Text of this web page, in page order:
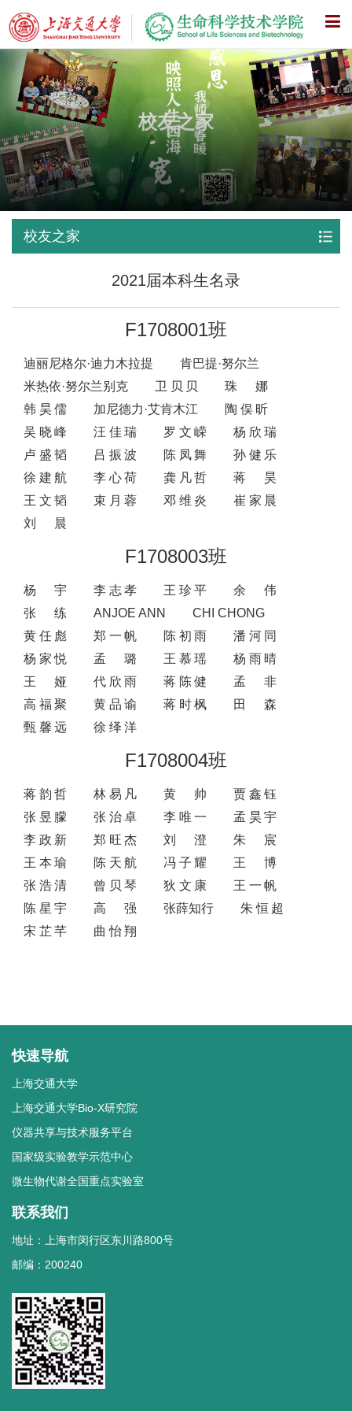
X
校友之家
校友之家
2021届本科生名录
F1708001班
迪丽尼格尔·迪力木拉提
肯巴提·努尔兰
米热依·努尔兰别克
卫贝贝
珠娜
韩昊儒
加尼德力·艾肯木江
陶俣昕
吴晓峰
汪佳瑞 罗文嵘
杨欣瑞
卢盛韬
吕振波 陈凤舞
孙健乐
徐建航
李心荷 龚凡哲
蒋昊
王文韬
束月蓉 邓维炎
崔家晨
刘晨
F1708003班
杨宇 李志孝 王珍平
余伟
张练
ANJOE ANN
CHI CHONG
黄任彪
郑一帆 陈初雨
潘河同
杨家悦
孟璐 王慕瑶
杨雨晴
王娅
代欣雨 蒋陈健
孟非
高福聚
黄品谕 蒋时枫
田森
甄馨远
徐绎洋
F1708004班
蒋韵哲 林易凡 黄帅
贾鑫钰
张昱朦
张治卓 李唯一
孟昊宇
李政新
郑旺杰 刘澄
朱宸
王本瑜
陈天航 冯子耀
王博
张浩清
曾贝琴 狄文康
王一帆
陈星宇
高强 张薛知行
朱恒超
宋芷芊
曲怡翔
快速导航
上海交通大学
上海交通大学Bio-X研究院
仪器共享与技术服务平台
国家级实验教学示范中心
微生物代谢全国重点实验室
联系我们
地址：上海市闵行区东川路800号
邮编：200240